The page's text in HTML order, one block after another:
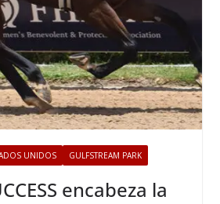
UNIDOS GULFSTREAM PARK
encabeza la